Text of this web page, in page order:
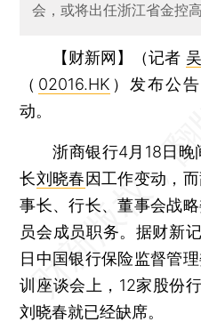
会，或将出任浙江省金控
【财新网】（记者
（ 02016.HK ）发布公
动。
浙商银行4月18日晚
长刘晓春 因工作变动，
事长、行长、董事会战
员会成员职务。据财新
日中国银行保险监督管
训座谈会上，12家股份
刘晓春就已经缺席。